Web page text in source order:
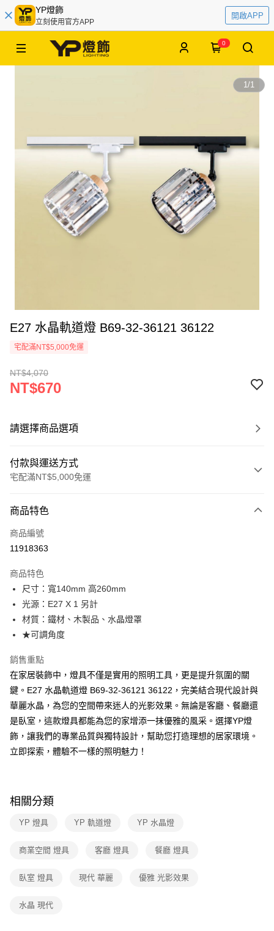
YP燈飾
立刻使用官方APP
開啟APP
0
1/1
E27 水晶軌道燈 B69-32-36121 36122
宅配滿NT$5,000免運
NT$4,070
NT$670
請選擇商品選項
付款與運送方式
宅配滿NT$5,000免運
信用卡一次付款
LINE Pay
街口支付
悠遊付
Google Pay
全盈+PAY
AFTEE先享後付
相關說明
【關於「AFTEE先享後付」】
AFTEE先享後付是「在收到商品之後才付款」的支付方式。 讓您購物簡單
便利好安心！
１．簡單：不需註冊會員、不需綁卡、不需儲值。
２．便利：只要手機號碼，簡訊認證，即可結帳。
結帳頁面，進行簡訊認證並確認金額後，即可完成結帳。
３．收到繳費通知簡訊後14天內，點擊此簡訊中的連結，可透過四大超商／
※ 請注意：結帳手續完成當下不需立刻繳費，但若您需要取消訂單，請聯絡
※ 交易是否成功請以「AFTEE先享後付 」之結帳頁面顯示為準，若有關於
客戶支援中心」
商品特色
商品編號
11918363
商品特色
尺寸：寬140mm 高260mm
光源：E27 X 1 另計
材質：鐵材、木製品、水晶燈罩
★可調角度
銷售重點
在家居裝飾中，燈具不僅是實用的照明工具，更是提升氛圍的關
鍵。E27 水晶軌道燈 B69-32-36121 36122，完美結合現代設計與
華麗水晶，為您的空間帶來迷人的光影效果。無論是客廳、餐廳還
是臥室，這款燈具都能為您的家增添一抹優雅的風采。選擇YP燈
飾，讓我們的專業品質與獨特設計，幫助您打造理想的居家環境。
立即探索，體驗不一樣的照明魅力！
相關分類
YP 燈具 YP 軌道燈 YP 水晶燈
商業空間 燈具 客廳 燈具 餐廳 燈具
臥室 燈具 現代 華麗 優雅 光影效果
水晶 現代